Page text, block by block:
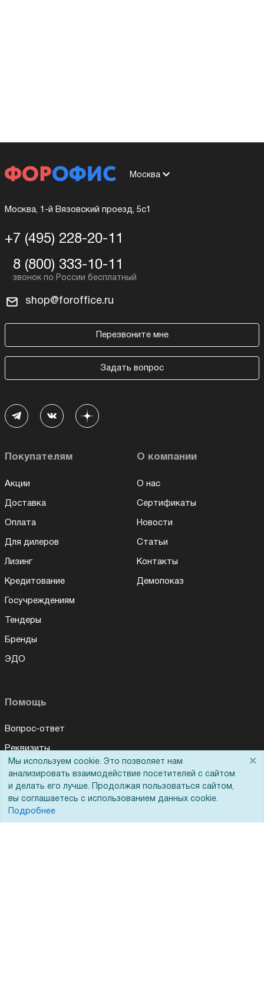
Москва
Москва, 1-й Вязовский проезд, 5с1
+7 (495) 228-20-11
8 (800) 333-10-11
shop@foroffice.ru
Перезвоните мне
Задать вопрос
Покупателям
Акции
Доставка
Оплата
Для дилеров
Лизинг
Кредитование
Госучреждениям
Тендеры
Бренды
ЭДО
О компании
О нас
Сертификаты
Новости
Статьи
Контакты
Демопоказ
Помощь
Вопрос-ответ
Реквизиты
Гарантии и возврат
Сервисный центр
Вакансии
Мы используем cookie. Это позволяет нам
анализировать взаимодействие посетителей с сайтом
и делать его лучше. Продолжая пользоваться сайтом,
вы соглашаетесь с использованием данных cookie.
Подробнее
×